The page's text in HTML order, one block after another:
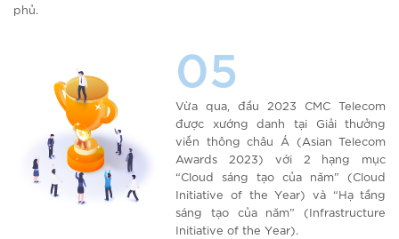
phủ.
05
Vừa qua, đầu 2023 CMC Telecom
được xướng danh tại Giải thưởng
viễn thông châu Á (Asian Telecom
Awards 2023) với 2 hạng mục
“Cloud sáng tạo của năm” (Cloud
Initiative of the Year) và “Hạ tầng
sáng tạo của năm” (Infrastructure
Initiative of the Year).